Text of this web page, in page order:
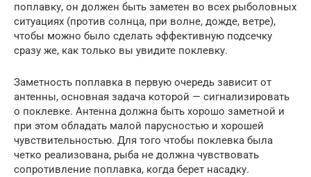
поплавку, он должен быть заметен во всех рыболовных
ситуациях (против солнца, при волне, дожде, ветре),
чтобы можно было сделать эффективную подсечку
сразу же, как только вы увидите поклевку.
Заметность поплавка в первую очередь зависит от
антенны, основная задача которой — сигнализировать
о поклевке. Антенна должна быть хорошо заметной и
при этом обладать малой парусностью и хорошей
чувствительностью. Для того чтобы поклевка была
четко реализована, рыба не должна чувствовать
сопротивление поплавка, когда берет насадку.